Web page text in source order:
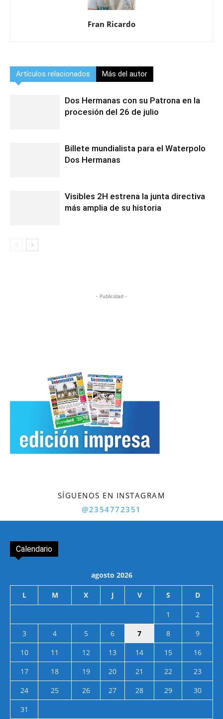
Fran Ricardo
Artículos relacionados Más del autor
Dos Hermanas con su Patrona en la
procesión del 26 de julio
Billete mundialista para el Waterpolo
Dos Hermanas
Visibles 2H estrena la junta directiva
más amplia de su historia
- Publicidad -
SÍGUENOS EN INSTAGRAM
@2354772351
Calendario
agosto 2026
L M X J V S D
1
2
3
4 5 6 7 8
9
10
11 12 13 14 15
16
17
18 19 20 21 22
23
24
25 26 27 28 29
30
31